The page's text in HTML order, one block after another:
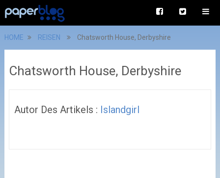
HOME REISEN Chatsworth House, Derbyshire
Chatsworth House, Derbyshire
Autor Des Artikels : Islandgirl